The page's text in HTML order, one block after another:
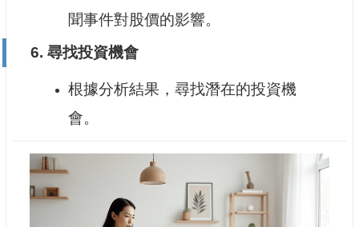
聞事件對股價的影響。
6. 尋找投資機會
根據分析結果，尋找潛在的投資機
會。